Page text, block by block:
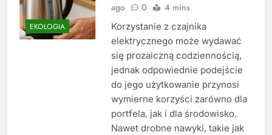
EKOLOGIA
ago
0 4 mins
Korzystanie z czajnika
elektrycznego może wydawać
się prozaiczną codziennością,
jednak odpowiednie podejście
do jego użytkowanie przynosi
wymierne korzyści zarówno dla
portfela, jak i dla środowisko.
Nawet drobne nawyki, takie jak